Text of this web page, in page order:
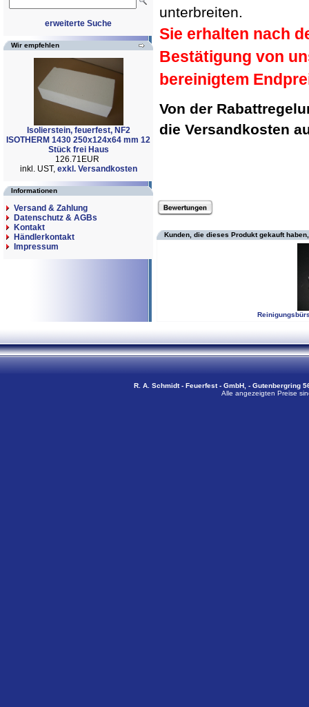
erweiterte Suche
Wir empfehlen
Isolierstein, feuerfest, NF2
ISOTHERM 1430 250x124x64 mm 12
Stück frei Haus
126.71EUR
inkl. UST, exkl. Versandkosten
Informationen
Versand & Zahlung
Datenschutz & AGBs
Kontakt
Händlerkontakt
Impressum
unterbreiten.
Sie erhalten nach
Bestätigung von
bereinigtem
Von der
die Versandkosten
Kunden, die dieses Produkt gekauft
R. A. Schmidt - Feuerfest - GmbH, - Gutenbergring
Alle angezeigten Preise